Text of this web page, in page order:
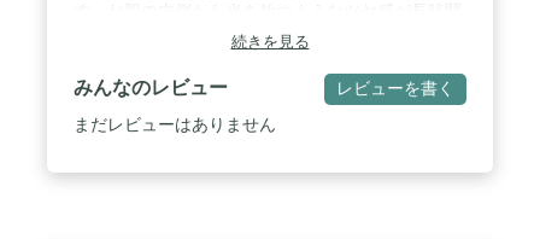
続きます。 / うるツヤ：肌に潤いを与えてくれる保
湿成分でしっとり潤い肌を長時間キープしてくれま
す。お肌の奥まで、ミストを吹きかけたようなうる
ツヤ肌へと導いてくれます。 / 華やかな仕上がり：
付属の反射光パフで、より均一でなめらかに密着さ
続きを見る
みんなのレビュー レビューを書く
まだレビューはありません